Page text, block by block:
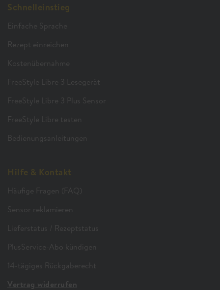
Schnelleinstieg
Einfache Sprache
Rezept einreichen
Kostenübernahme
FreeStyle Libre 3 Lesegerät
FreeStyle Libre 3 Plus Sensor
FreeStyle Libre testen
Bedienungsanleitungen
Hilfe & Kontakt
Häufige Fragen (FAQ)
Sensor reklamieren
Lieferstatus / Rezeptstatus
PlusService-Abo kündigen
14-tägiges Rückgaberecht
Vertrag widerrufen